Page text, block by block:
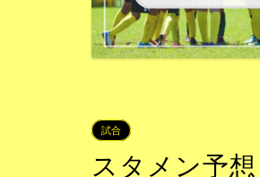
試合
スタメン予